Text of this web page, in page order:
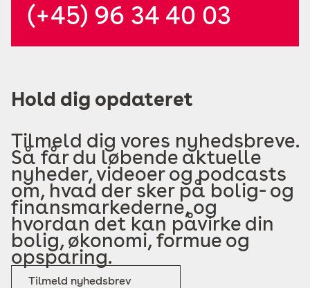
(+45) 96 34 40 03
Hold dig opdateret
Tilmeld dig vores nyhedsbreve.
Så får du løbende aktuelle
nyheder, videoer og podcasts
om, hvad der sker på bolig- og
finansmarkederne, og
hvordan det kan påvirke din
bolig, økonomi, formue og
opsparing.
Tilmeld nyhedsbrev